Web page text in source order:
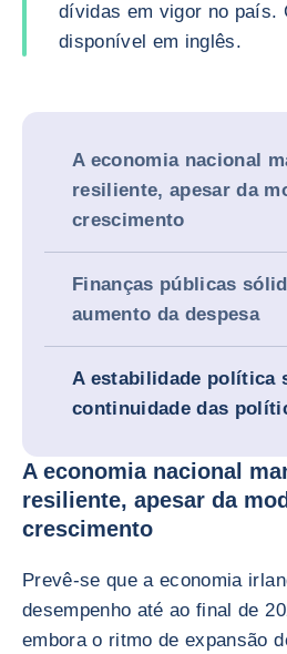
dívidas em vigor no país.
disponível em inglês.
A economia nacional
resiliente, apesar da
crescimento
Finanças públicas
aumento da despesa
A estabilidade política
continuidade das
A economia nacional
resiliente, apesar da
crescimento
Prevê-se que a economia
desempenho até ao final de
embora o ritmo de expansão